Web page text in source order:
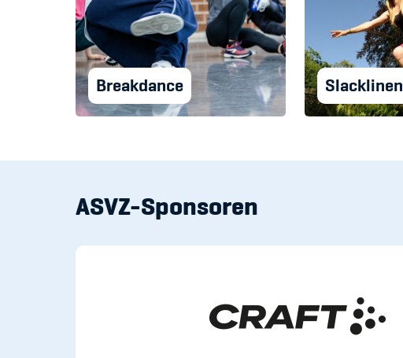
Breakdance Slacklinen
ASVZ-Sponsoren